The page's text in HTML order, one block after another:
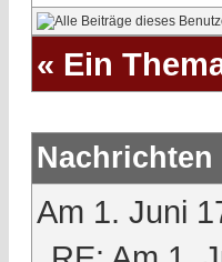
« Ein
Nachrichten
Am 1. Juni